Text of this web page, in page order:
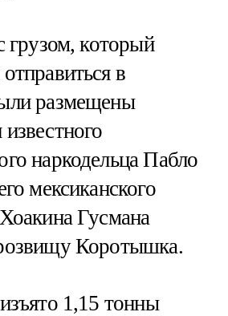
грузом, который
в
размещены
наркодельца Пабло
мексиканского
Гусмана
Коротышка​​​.
1,15 тонны